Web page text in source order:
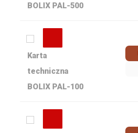
BOLIX PAL-500
Karta
techniczna
BOLIX PAL-100